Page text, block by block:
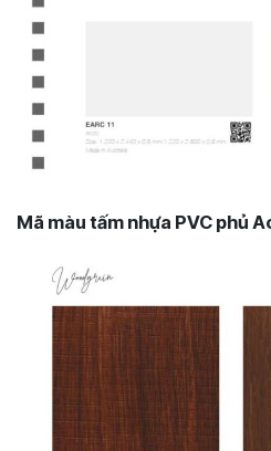
Mã màu tấm nhựa PVC phủ